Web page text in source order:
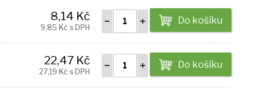
Do košíku
8,14 Kč
9,85 Kč s DPH
Do košíku
22,47 Kč
27,19 Kč s DPH